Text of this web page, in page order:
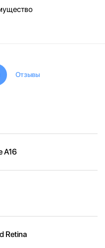
Отзывы
A16
Retina